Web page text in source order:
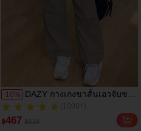
-10%
DAZY กางเกงขาสั้นเอวจับชาย
และกระเป๋าเอียง
(1000+)
100+ ขายแล้ว
฿467